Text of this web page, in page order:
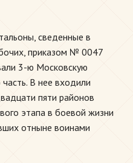
сведенные в
приказом № 0047
3-ю Московскую
В нее входили
пяти районов
этапа в боевой жизни
отныне воинами